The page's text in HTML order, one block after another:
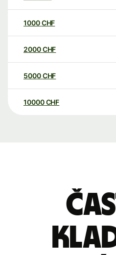
1000CHF
2000CHF
5000CHF
10000 CHF